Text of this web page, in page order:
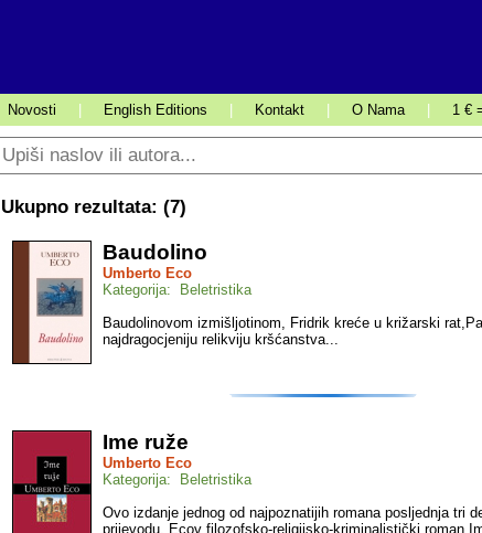
Novosti English Editions Kontakt O Nama 1 €
Ukupno rezultata: (7)
Baudolino
Umberto Eco
Kategorija: Beletristika
Baudolinovom izmišljotinom, Fridrik kreće u križarski
najdragocjeniju relikviju kršćanstva...
Ime ruže
Umberto Eco
Kategorija: Beletristika
Ovo izdanje jednog od najpoznatijih romana posljednja tri
prijevodu. Ecov filozofsko-religijsko-kriminalistički roman